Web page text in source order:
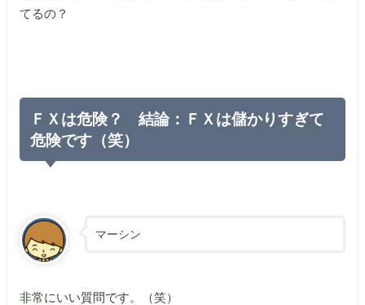
てるの？
ＦＸは危険？ 結論：ＦＸは儲かりすぎて
危険です（笑）
マーシン
非常にいい質問です。（笑）